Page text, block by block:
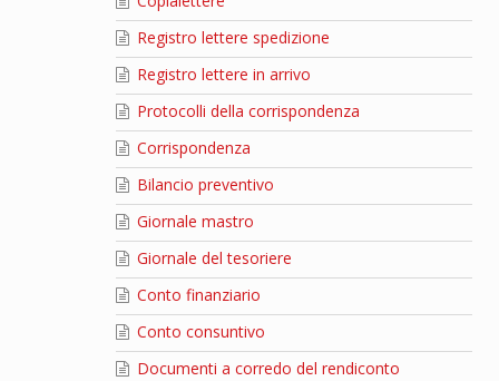
Registro lettere spedizione
Registro lettere in arrivo
Protocolli della corrispondenza
Corrispondenza
Bilancio preventivo
Giornale mastro
Giornale del tesoriere
Conto finanziario
Conto consuntivo
Documenti a corredo del rendiconto